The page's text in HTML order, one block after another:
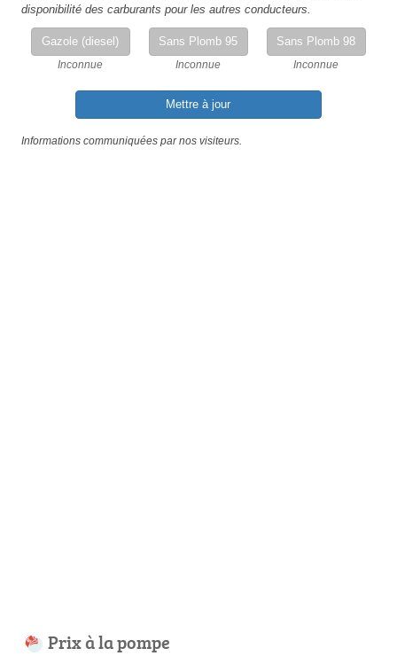
disponibilité des carburants pour les autres conducteurs.
Gazole (diesel)
Inconnue
Sans Plomb 95
Inconnue
Sans Plomb 98
Inconnue
Mettre à jour
Informations communiquées par nos visiteurs.
Prix à la pompe